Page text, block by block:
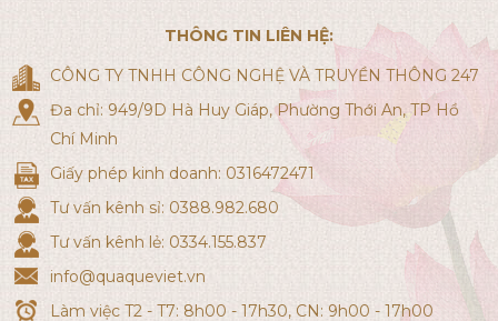
THÔNG TIN LIÊN HỆ:
CÔNG TY TNHH CÔNG NGHỆ VÀ TRUYỀN THÔNG 247
Đa chỉ: 949/9D Hà Huy Giáp, Phường Thới An, TP Hồ
Chí Minh
Giấy phép kinh doanh: 0316472471
Tư vấn kênh sỉ: 0388.982.680
Tư vấn kênh lẻ: 0334.155.837
info@quaqueviet.vn
Làm việc T2 - T7: 8h00 - 17h30, CN: 9h00 - 17h00